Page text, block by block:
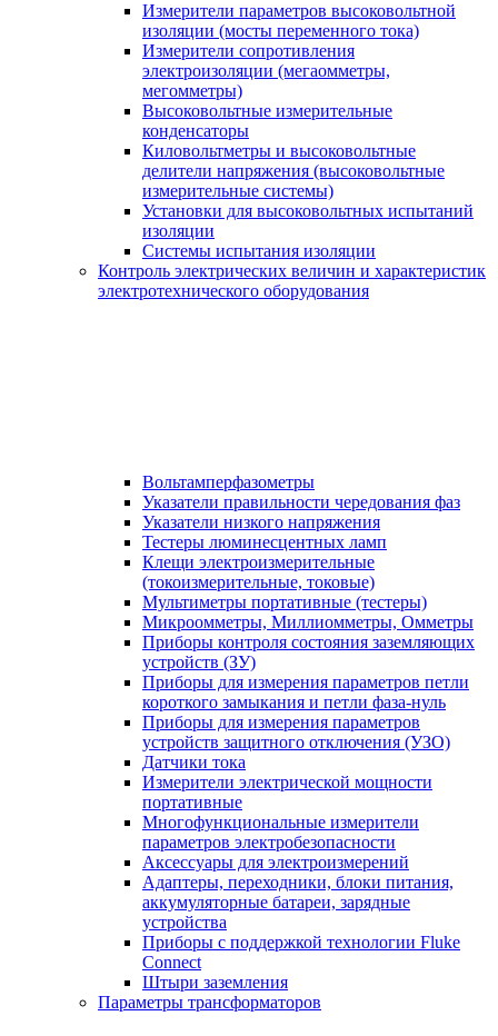
Измерители параметров высоковольтной
изоляции (мосты переменного тока)
Измерители сопротивления
электроизоляции (мегаомметры,
мегомметры)
Высоковольтные измерительные
конденсаторы
Киловольтметры и высоковольтные
делители напряжения (высоковольтные
измерительные системы)
Установки для высоковольтных испытаний
изоляции
Системы испытания изоляции
Контроль электрических величин и характеристик
электротехнического оборудования
Вольтамперфазометры
Указатели правильности чередования фаз
Указатели низкого напряжения
Тестеры люминесцентных ламп
Клещи электроизмерительные
(токоизмерительные, токовые)
Мультиметры портативные (тестеры)
Микроомметры, Миллиомметры, Омметры
Приборы контроля состояния заземляющих
устройств (ЗУ)
Приборы для измерения параметров петли
короткого замыкания и петли фаза-нуль
Приборы для измерения параметров
устройств защитного отключения (УЗО)
Датчики тока
Измерители электрической мощности
портативные
Многофункциональные измерители
параметров электробезопасности
Аксессуары для электроизмерений
Адаптеры, переходники, блоки питания,
аккумуляторные батареи, зарядные
устройства
Приборы с поддержкой технологии Fluke
Connect
Штыри заземления
Параметры трансформаторов